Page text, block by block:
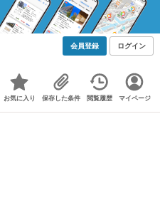
会員登録 ログイン
お気に入り 保存した条件 閲覧履歴 マイページ